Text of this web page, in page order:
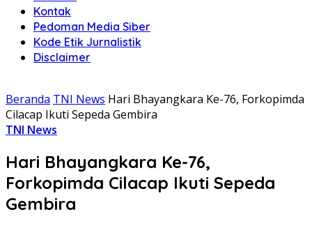
Kontak
Pedoman Media Siber
Kode Etik Jurnalistik
Disclaimer
Beranda TNI News Hari Bhayangkara Ke-76, Forkopimda
Cilacap Ikuti Sepeda Gembira
TNI News
Hari Bhayangkara Ke-76,
Forkopimda Cilacap Ikuti Sepeda
Gembira